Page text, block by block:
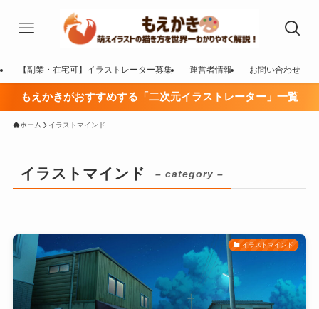
【副業・在宅可】イラストレーター募集 運営者情報 お問い合わせ
もえかきがおすすめする「二次元イラストレーター」一覧
ホーム イラストマインド
イラストマインド – category –
イラストマインド